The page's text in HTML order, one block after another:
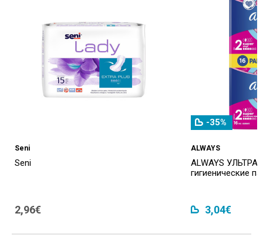
Seni
Seni
2,96€
-35%
ALWAYS
ALWAYS
гигиенические
3,04€